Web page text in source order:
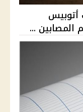
في حادث أتوبيس
...